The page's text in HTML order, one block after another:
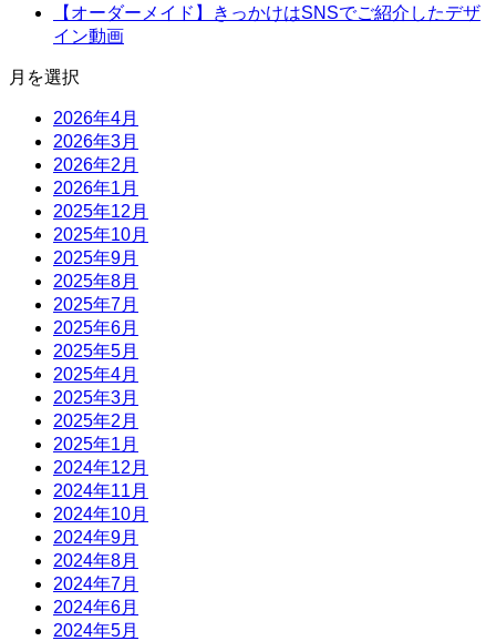
【オーダーメイド】きっかけはSNSでご紹介したデザ
イン動画
月を選択
2026年4月
2026年3月
2026年2月
2026年1月
2025年12月
2025年10月
2025年9月
2025年8月
2025年7月
2025年6月
2025年5月
2025年4月
2025年3月
2025年2月
2025年1月
2024年12月
2024年11月
2024年10月
2024年9月
2024年8月
2024年7月
2024年6月
2024年5月